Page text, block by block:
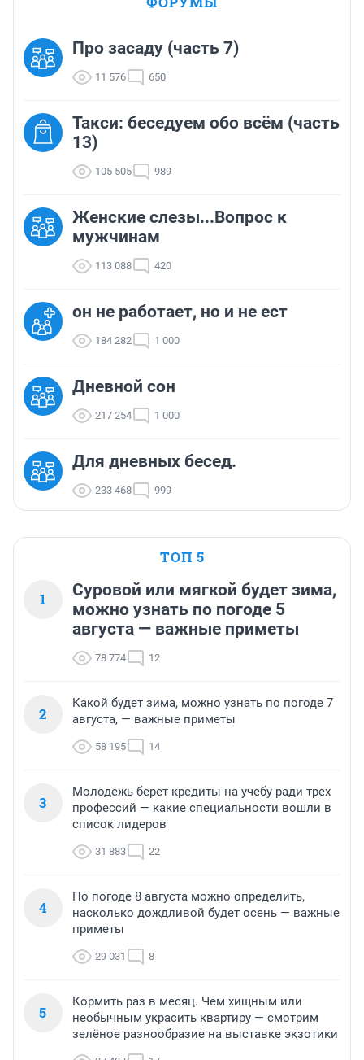
Про засаду (часть 7)
11 576 650
Такси: беседуем обо всём (часть
13)
105 505 989
Женские слезы...Вопрос к
мужчинам
113 088 420
он не работает, но и не ест
184 282 1 000
Дневной сон
217 254 1 000
Для дневных бесед.
233 468 999
ТОП 5
1
Суровой или мягкой будет зима,
можно узнать по погоде 5
августа — важные приметы
78 774 12
2
Какой будет зима, можно узнать по погоде 7
августа, — важные приметы
58 195 14
3
Молодежь берет кредиты на учебу ради трех
профессий — какие специальности вошли в
список лидеров
31 883 22
4
По погоде 8 августа можно определить,
насколько дождливой будет осень — важные
приметы
29 031 8
5
Кормить раз в месяц. Чем хищным или
необычным украсить квартиру — смотрим
зелёное разнообразие на выставке экзотики